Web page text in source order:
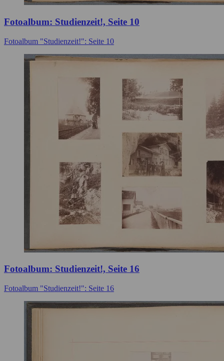
Fotoalbum: Studienzeit!, Seite 10
Fotoalbum "Studienzeit!": Seite 10
Fotoalbum: Studienzeit!, Seite 16
Fotoalbum "Studienzeit!": Seite 16